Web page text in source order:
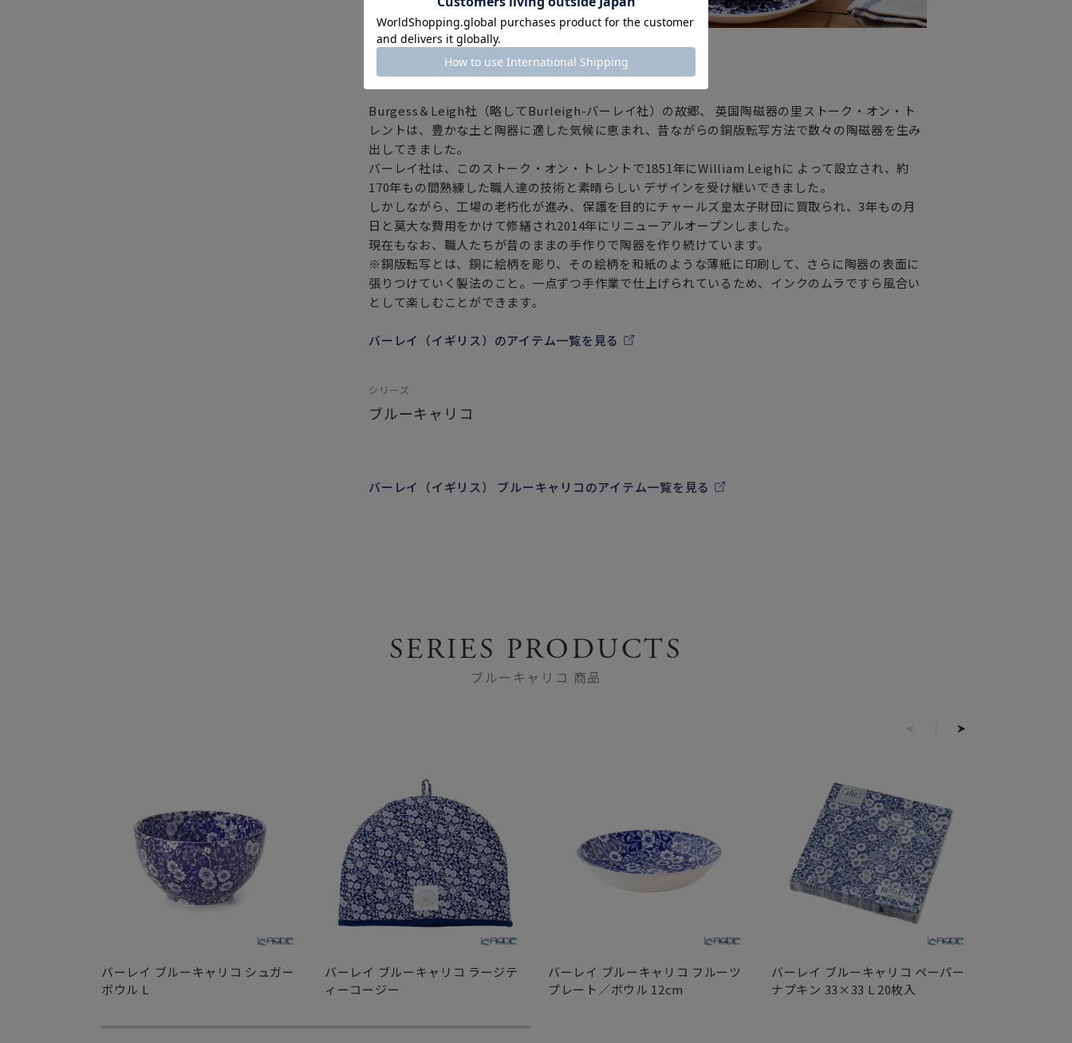
ブランド
バーレイ（イギリス）
Burgess＆Leigh社（略してBurleigh-バーレイ社）の故郷、 英国陶磁器の里ストーク・オン・ト
レントは、豊かな土と陶器に適した気候に恵まれ、昔ながらの銅版転写方法で数々の陶磁器を生み
出してきました。
バーレイ社は、このストーク・オン・トレントで1851年にWilliam Leighに よって設立され、約
170年もの間熟練した職人達の技術と素晴らしい デザインを受け継いできました。
しかしながら、工場の老朽化が進み、保護を目的にチャールズ皇太子財団に買取られ、3年もの月
日と莫大な費用をかけて修繕され2014年にリニューアルオープンしました。
現在もなお、職人たちが昔のままの手作りで陶器を作り続けています。
※銅版転写とは、銅に絵柄を彫り、その絵柄を和紙のような薄紙に印刷して、さらに陶器の表面に
張りつけていく製法のこと。一点ずつ手作業で仕上げられているため、インクのムラですら風合い
として楽しむことができます。
バーレイ（イギリス）のアイテム一覧を見る
シリーズ
ブルーキャリコ
バーレイ（イギリス） ブルーキャリコのアイテム一覧を見る
SERIES PRODUCTS
ブルーキャリコ 商品
バーレイ ブルーキャリコ シュガー
ボウル L
バーレイ ブルーキャリコ ラージテ
ィーコージー
バーレイ ブルーキャリコ フルーツ
プレート／ボウル 12cm
バーレイ ブルーキャリコ ペーパー
ナプキン 33×33 L 20枚入